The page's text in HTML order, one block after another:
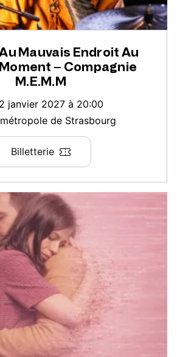
Mauvais Endroit Au
– Compagnie
M.E.M.M
janvier 2027 à 20:00
de Strasbourg
Billetterie